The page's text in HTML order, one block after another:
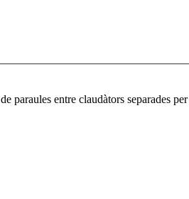
paraules entre claudàtors separades per